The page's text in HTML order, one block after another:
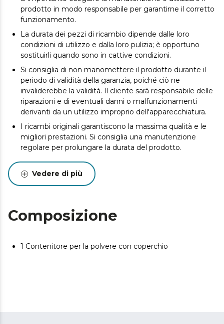
prodotto in modo responsabile per garantirne il corretto
funzionamento.
La durata dei pezzi di ricambio dipende dalle loro
condizioni di utilizzo e dalla loro pulizia; è opportuno
sostituirli quando sono in cattive condizioni.
Si consiglia di non manomettere il prodotto durante il
periodo di validità della garanzia, poiché ciò ne
invaliderebbe la validità. Il cliente sarà responsabile delle
riparazioni e di eventuali danni o malfunzionamenti
derivanti da un utilizzo improprio dell'apparecchiatura.
I ricambi originali garantiscono la massima qualità e le
migliori prestazioni. Si consiglia una manutenzione
regolare per prolungare la durata del prodotto.
Vedere di più
Composizione
1 Contenitore per la polvere con coperchio